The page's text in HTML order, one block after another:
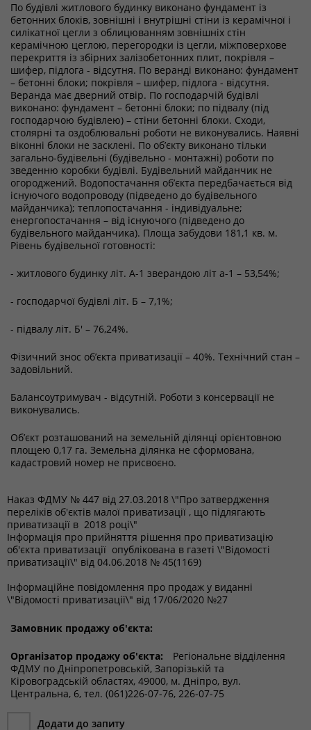
По будівлі житлового будинку виконано фундамент із
бетонних блоків, зовнішні і внутрішні стіни із керамічної і
силікатної цегли з облицюванням зовнішніх стін
керамічною цеглою, перегородки із цегли, міжповерхове
перекриття із збірних залізобетонних плит, покрівля –
шифер, підлога - відсутня. По веранді виконано: фундамент
– бетонні блоки; покрівля – шифер, підлога - відсутня.
Веранда має дверний отвір. По господарчій будівлі
виконано: фундамент – бетонні блоки; по підвалу (під
господарчою будівлею) – стіни бетонні блоки. Сходи,
столярні та оздоблювальні роботи не виконувались. Наявні
віконні блоки не засклені. По об’єкту виконано тільки
загально-будівельні (будівельно - монтажні) роботи по
зведенню коробки будівлі. Будівельний майданчик не
огороджений. Водопостачання об’єкта передбачається від
існуючого водопроводу (підведено до будівельного
майданчика); теплопостачання - індивідуальне;
енергопостачання – від існуючого (підведено до
будівельного майданчика). Площа забудови 181,1 кв. м.
Рівень будівельної готовності:
- житлового будинку літ. А-1 зверандою літ а-1 – 53,54%;
- господарчої будівлі літ. Б – 7,1%;
- підвалу літ. Б' – 76,24%.
Фізичний знос об’єкта приватизації – 40%. Технічний стан –
задовільний.
Балансоутримувач - відсутній. Роботи з консервації не
виконувались.
Об’єкт розташований на земельній ділянці орієнтовною
площею 0,17 га. Земельна ділянка не сформована,
кадастровий номер не присвоєно.
Наказ ФДМУ № 447 від 27.03.2018 \"Про затвердження
переліків об'єктів малої приватизації , що підлягають
приватизації в 2018 році\"
Інформація про прийняття рішення про приватизацію
об'єкта приватизації опублікована в газеті \"Відомості
приватизації\" від 04.06.2018 № 45(1169)
Інформаційне повідомлення про продаж у виданні
\"Відомості приватизації\" від 17/06/2020 №27
Замовник продажу об'єкта:
Організатор продажу об'єкта:
Регіональне відділення
ФДМУ по Дніпропетровській, Запорізькій та
Кіровоградській областях, 49000, м. Дніпро, вул.
Центральна, 6, тел. (061)226-07-76, 226-07-75
Додати до запиту